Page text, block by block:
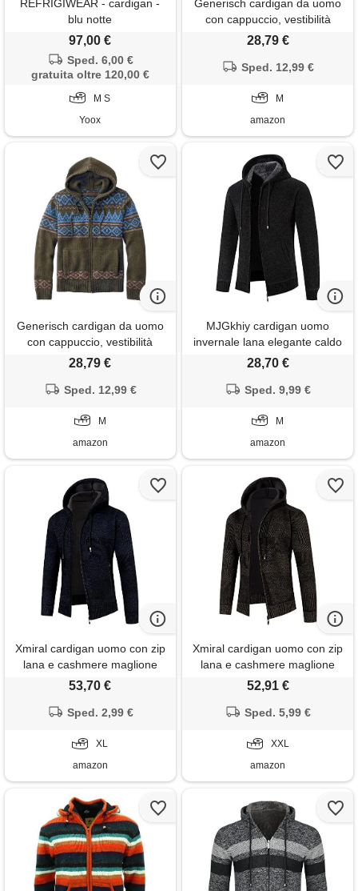
REFRIGIWEAR - cardigan -
blu notte
97,00 €
Sped. 6,00 €
gratuita oltre 120,00 €
M S
Yoox
Generisch cardigan da uomo
con cappuccio, vestibilità
larga, cardigan irlandese,
design celtico, maglione in
lana lavorata a maglia, colore:
28,79 €
Sped. 12,99 €
M
amazon
Generisch cardigan da uomo
con cappuccio, vestibilità
larga, cardigan irlandese,
lana lavorata a maglia, blu, m
28,79 €
Sped. 12,99 €
M
amazon
MJGkhiy cardigan uomo
invernale lana elegante caldo
fleece giacche lavorato a
in maglione imbottito in pile
cappuccio felpato giubbotto
28,70 €
Sped. 9,99 €
M
amazon
Xmiral cardigan uomo con zip
lana e cashmere maglione
maglione con cappuccio da
lunghe più giacca cardigan in
53,70 €
Sped. 2,99 €
XL
amazon
Xmiral cardigan uomo con zip
lana e cashmere maglione
maglione con cappuccio da
lunghe più giacca cardigan in
52,91 €
Sped. 5,99 €
XXL
amazon